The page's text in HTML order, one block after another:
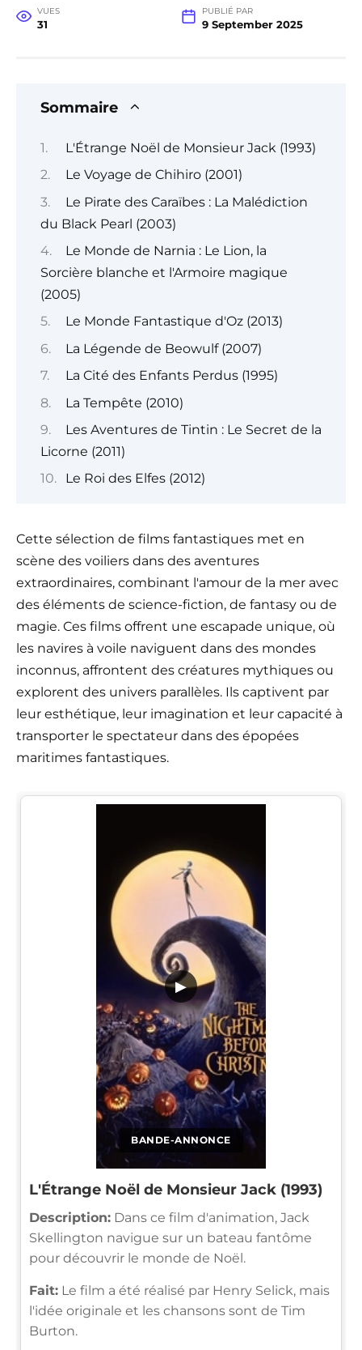
VUES
31
PUBLIÉ PAR
9 September 2025
Sommaire
L'Étrange Noël de Monsieur Jack (1993)
Le Voyage de Chihiro (2001)
Le Pirate des Caraïbes : La Malédiction
du Black Pearl (2003)
Le Monde de Narnia : Le Lion, la
Sorcière blanche et l'Armoire magique
(2005)
Le Monde Fantastique d'Oz (2013)
La Légende de Beowulf (2007)
La Cité des Enfants Perdus (1995)
La Tempête (2010)
Les Aventures de Tintin : Le Secret de la
Licorne (2011)
Le Roi des Elfes (2012)
Cette sélection de films fantastiques met en
scène des voiliers dans des aventures
extraordinaires, combinant l'amour de la mer avec
des éléments de science-fiction, de fantasy ou de
magie. Ces films offrent une escapade unique, où
les navires à voile naviguent dans des mondes
inconnus, affrontent des créatures mythiques ou
explorent des univers parallèles. Ils captivent par
leur esthétique, leur imagination et leur capacité à
transporter le spectateur dans des épopées
maritimes fantastiques.
BANDE-ANNONCE
▶
L'Étrange Noël de Monsieur Jack (1993)
Description: Dans ce film d'animation, Jack
Skellington navigue sur un bateau fantôme
pour découvrir le monde de Noël.
Fait: Le film a été réalisé par Henry Selick, mais
l'idée originale et les chansons sont de Tim
Burton.